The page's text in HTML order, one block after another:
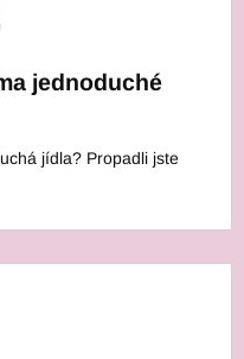
jednoduché
jídla? Propadli jste